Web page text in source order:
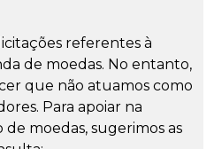
referentes à
de moedas. No entanto,
que não atuamos como
Para apoiar na
moedas, sugerimos as